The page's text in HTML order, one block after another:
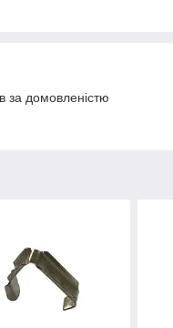
за домовленістю